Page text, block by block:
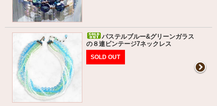
パステルブルー&グリーンガラス
の８連ビンテージ7ネックレス
SOLD OUT